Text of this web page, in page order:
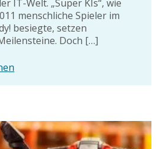
IT-Welt. „Super KIs“, wie
menschliche Spieler im
besiegte, setzen
Doch […]